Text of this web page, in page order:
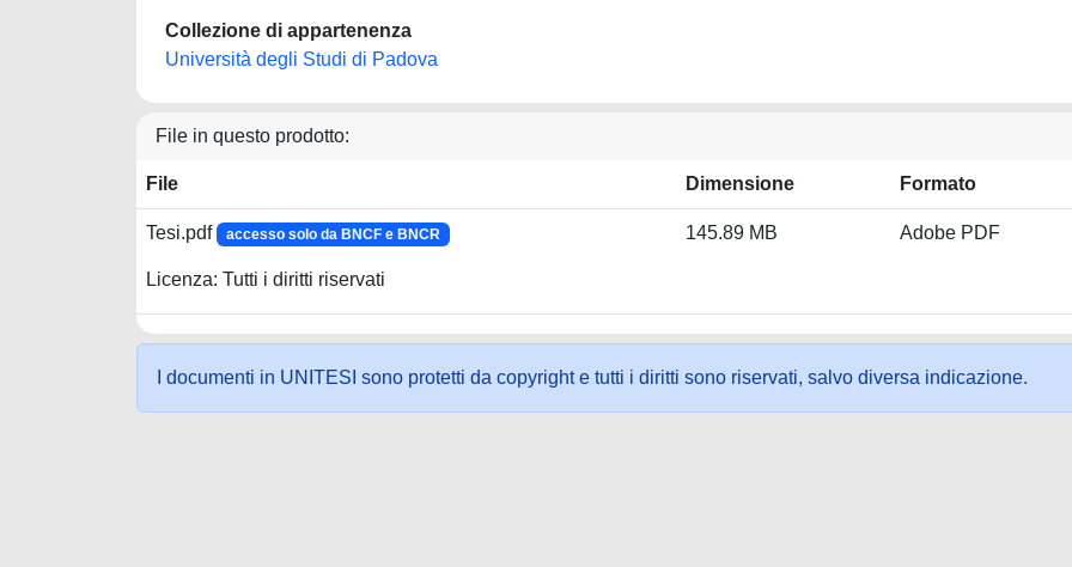
Collezione di appartenenza
Università degli Studi di Padova
File in questo prodotto:
File Dimensione Formato
Tesi.pdf accesso solo da BNCF e BNCR
Licenza: Tutti i diritti riservati
145.89 MB Adobe PDF
I documenti in UNITESI sono protetti da copyright e tutti i diritti sono riservati, salvo diversa indicazione.